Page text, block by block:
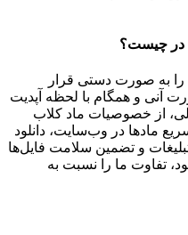
در چیست؟
را به صورت دستی قرار
آنی و همگام با لحظه آپدیت
از خصوصیات ماد کلاب
مادها در وب‌سایت، دانلود
و تضمین سلامت فایل‌ها
تفاوت ما را نسبت به